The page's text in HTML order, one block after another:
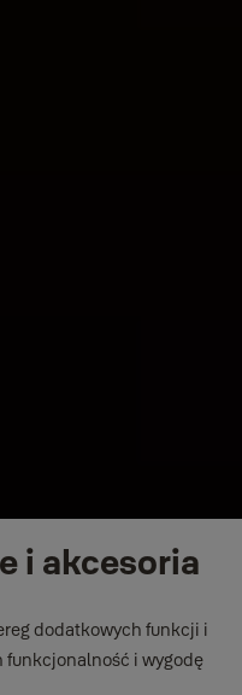
i akcesoria
dodatkowych funkcji i
funkcjonalność i wygodę